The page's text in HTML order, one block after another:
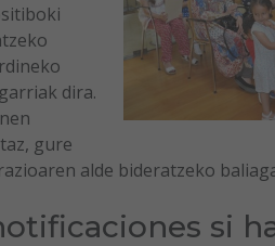
dira.
gure
alde bideratzeko
si